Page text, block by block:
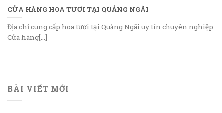
CỬA HÀNG HOA TƯƠI TẠI QUẢNG NGÃI
Địa chỉ cung cấp hoa tươi tại Quảng Ngãi uy tín chuyên nghiệp.
Cửa hàng[...]
BÀI VIẾT MỚI